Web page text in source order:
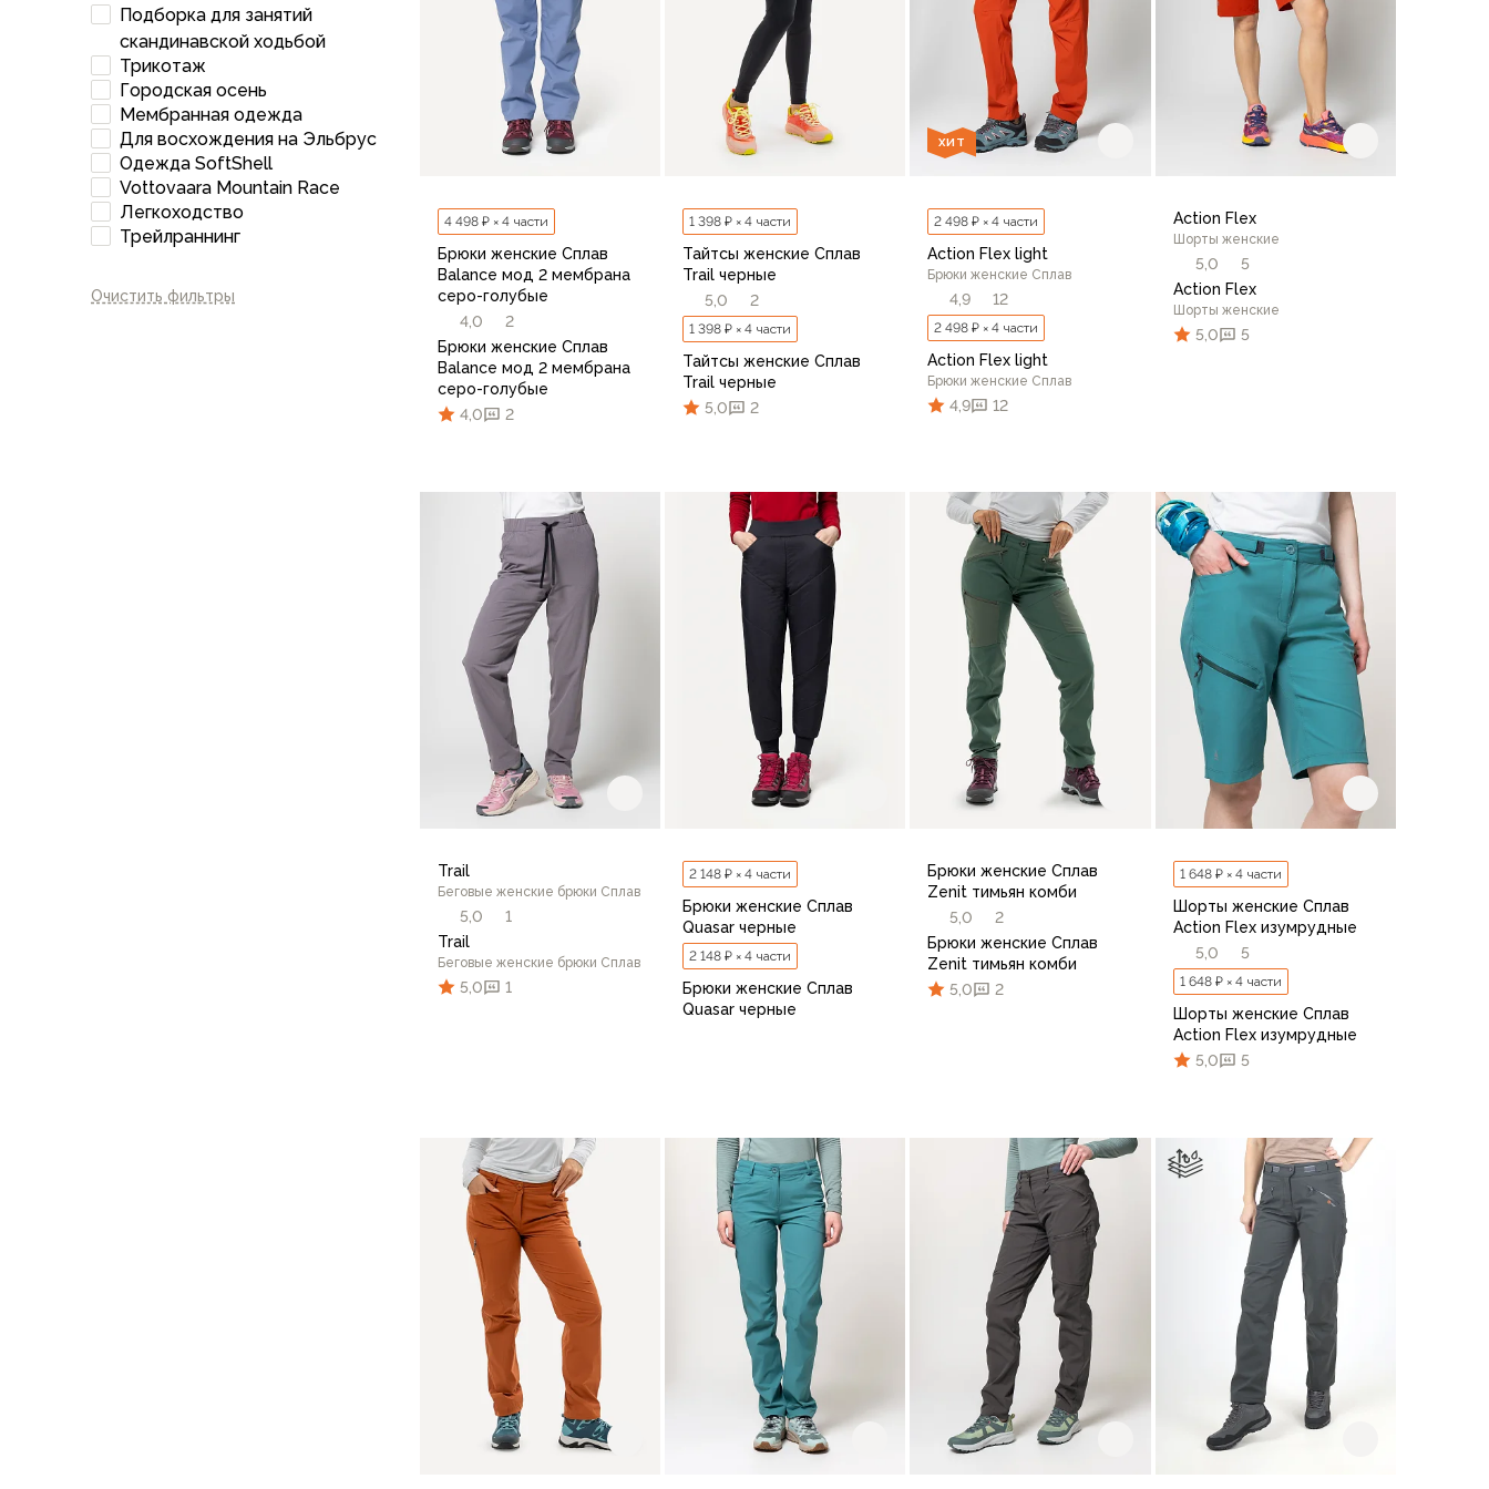
Варежки
Зимние перчатки
Всесезонные перчатки
Мембранные перчатки
Неопреновые перчатки
Полуперчатки
Головные уборы
Шапки
Маски, подшлемники
Банданы, гейторы
Подборка для занятий
скандинавской ходьбой
Трикотаж
Городская осень
Мембранная одежда
Для восхождения на Эльбрус
Одежда SoftShell
Vottovaara Mountain Race
Легкоходство
Трейлраннинг
Очистить фильтры
4 498 ₽ × 4 части
Брюки женские Сплав
Balance мод 2 мембрана
серо-голубые
4,0
2
Брюки женские Сплав
Balance мод 2 мембрана
серо-голубые
4,0
2
44/164 44/170 46/170 48/170 50/170 50/176 52/176 42/164 42/170
В корзину
1 398 ₽ × 4 части
Тайтсы женские Сплав
Trail черные
5,0
2
1 398 ₽ × 4 части
Тайтсы женские Сплав
Trail черные
5,0
2
42/170 44/164 46/164 46/170 48/170 48/176 50/170
В корзину
ХИТ
2 498 ₽ × 4 части
Action Flex light
Брюки женские Сплав
4,9 12
2 498 ₽ × 4 части
Action Flex light
Брюки женские Сплав
4,9 12
42/164 44/164 44/170 46/164 46/170
В корзину
Action Flex
Шорты женские
5,0
5
Action Flex
Шорты женские
5,0 5
В корзину
Trail
Беговые женские брюки Сплав
5,0
1
Trail
Беговые женские брюки Сплав
5,0 1
В корзину
2 148 ₽ × 4 части
Брюки женские Сплав
Quasar черные
2 148 ₽ × 4 части
Брюки женские Сплав
Quasar черные
В корзину
Брюки женские Сплав
Zenit тимьян комби
5,0
2
Брюки женские Сплав
Zenit тимьян комби
5,0
2
В корзину
1 648 ₽ × 4 части
Шорты женские Сплав
Action Flex изумрудные
5,0
5
1 648 ₽ × 4 части
Шорты женские Сплав
Action Flex изумрудные
5,0
5
42 44 46
В корзину